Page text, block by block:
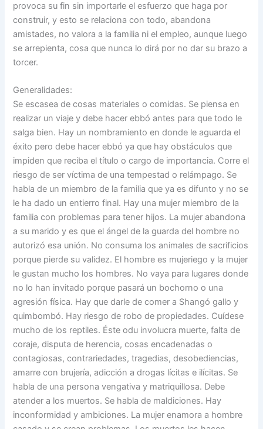
provoca su fin sin importarle el esfuerzo que haga por
construir, y esto se relaciona con todo, abandona
amistades, no valora a la familia ni el empleo, aunque luego
se arrepienta, cosa que nunca lo dirá por no dar su brazo a
torcer.
Generalidades:
Se escasea de cosas materiales o comidas. Se piensa en
realizar un viaje y debe hacer ebbó antes para que todo le
salga bien. Hay un nombramiento en donde le aguarda el
éxito pero debe hacer ebbó ya que hay obstáculos que
impiden que reciba el título o cargo de importancia. Corre el
riesgo de ser víctima de una tempestad o relámpago. Se
habla de un miembro de la familia que ya es difunto y no se
le ha dado un entierro final. Hay una mujer miembro de la
familia con problemas para tener hijos. La mujer abandona
a su marido y es que el ángel de la guarda del hombre no
autorizó esa unión. No consuma los animales de sacrificios
porque pierde su validez. El hombre es mujeriego y la mujer
le gustan mucho los hombres. No vaya para lugares donde
no lo han invitado porque pasará un bochorno o una
agresión física. Hay que darle de comer a Shangó gallo y
quimbombó. Hay riesgo de robo de propiedades. Cuídese
mucho de los reptiles. Éste odu involucra muerte, falta de
coraje, disputa de herencia, cosas encadenadas o
contagiosas, contrariedades, tragedias, desobediencias,
amarre con brujería, adicción a drogas lícitas e ilícitas. Se
habla de una persona vengativa y matriquillosa. Debe
atender a los muertos. Se habla de maldiciones. Hay
inconformidad y ambiciones. La mujer enamora a hombre